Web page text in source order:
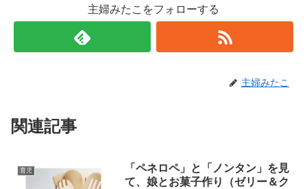
主婦みたこをフォローする
主婦みたこ
関連記事
育児
「ペネロペ」と「ノンタン」を見
て、娘とお菓子作り（ゼリー＆ク